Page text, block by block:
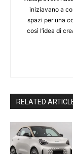
iniziavano a
spazi per una
così l’idea di
RELATED